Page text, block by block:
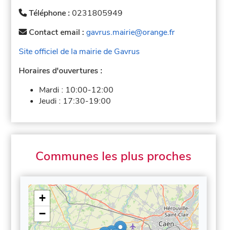
Téléphone :0231805949
Contact email :gavrus.mairie@orange.fr
Site officiel de la mairie de Gavrus
Horaires d'ouvertures :
Mardi : 10:00-12:00
Jeudi : 17:30-19:00
Communes les plus proches
+
−